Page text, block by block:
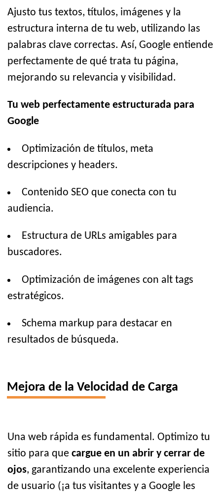
Ajusto tus textos, títulos, imágenes y la
estructura interna de tu web, utilizando las
palabras clave correctas. Así, Google entiende
perfectamente de qué trata tu página,
mejorando su relevancia y visibilidad.
Tu web perfectamente estructurada para
Google
Optimización de títulos, meta
descripciones y headers.
Contenido SEO que conecta con tu
audiencia.
Estructura de URLs amigables para
buscadores.
Optimización de imágenes con alt tags
estratégicos.
Schema markup para destacar en
resultados de búsqueda.
Mejora de la Velocidad de Carga
Una web rápida es fundamental. Optimizo tu
sitio para que cargue en un abrir y cerrar de
ojos, garantizando una excelente experiencia
de usuario (¡a tus visitantes y a Google les